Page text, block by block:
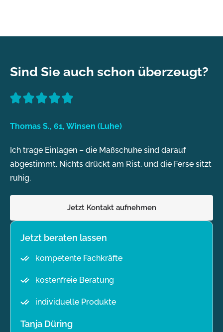
Sind Sie auch schon überzeugt?
Thomas S., 61, Winsen (Luhe)
Ich trage Einlagen – die Maßschuhe sind darauf
abgestimmt. Nichts drückt am Rist, und die Ferse sitzt
ruhig.
Jetzt Kontakt aufnehmen
Jetzt beraten lassen
kompetente Fachkräfte
kostenfreie Beratung
individuelle Produkte
Tanja Düring